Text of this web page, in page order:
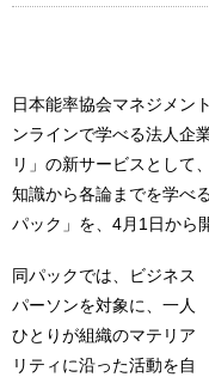
日本能率協会マネジメン
ンラインで学べる法人企
リ」の新サービスとして
知識から各論までを学べ
パック」を、4月1日から
同パックでは、ビジネス
パーソンを対象に、一人
ひとりが組織のマテリア
リティに沿った活動を自